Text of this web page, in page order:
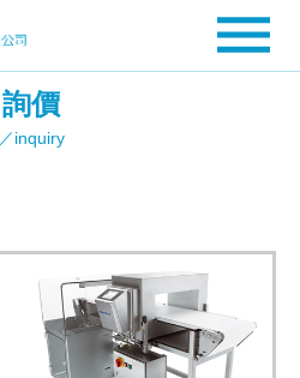
詢價
／inquiry